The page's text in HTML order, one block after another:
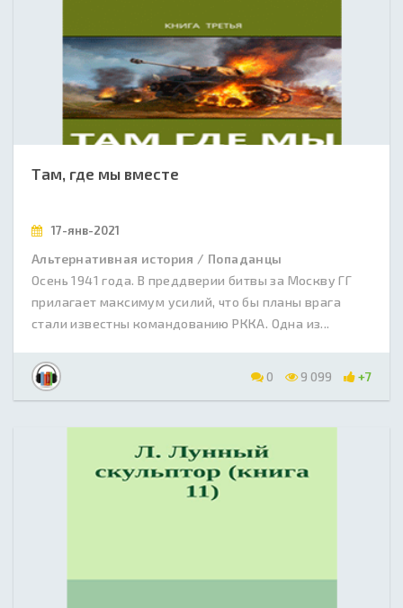
Там, где мы вместе
17-янв-2021
Альтернативная история / Попаданцы
Осень 1941 года. В преддверии битвы за Москву ГГ
прилагает максимум усилий, что бы планы врага
стали известны командованию РККА. Одна из...
0 9 099 +7